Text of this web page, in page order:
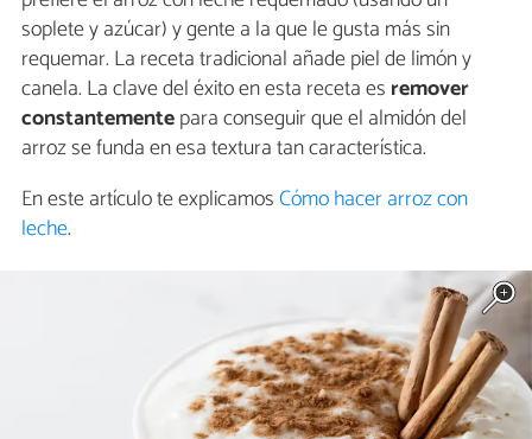
soplete y azúcar) y gente a la que le gusta más sin
requemar. La receta tradicional añade piel de limón y
canela. La clave del éxito en esta receta es remover
constantementepara conseguir que el almidón del
arroz se funda en esa textura tan característica.
En este artículo te explicamosCómo hacer arroz con
leche.